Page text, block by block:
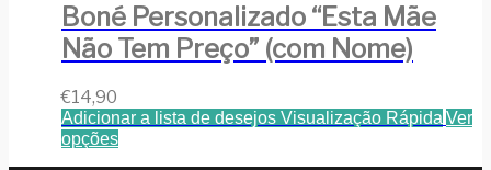
Boné Personalizado “Esta Mãe
Não Tem Preço” (com Nome)
€14,90
Adicionar a lista de desejos Visualização Rápida Ver
opções